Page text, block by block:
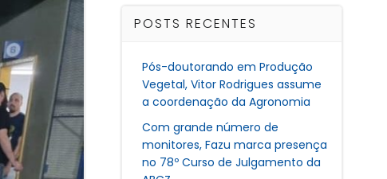
POSTS RECENTES
Pós-doutorando em Produção
Vegetal, Vitor Rodrigues assume
a coordenação da Agronomia
Com grande número de
monitores, Fazu marca presença
no 78º Curso de Julgamento da